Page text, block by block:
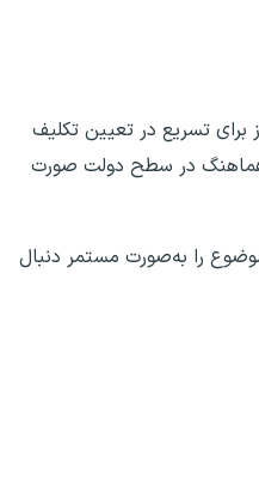
تسریع در تعیین تکلیف
هماهنگ در سطح دولت صورت
را به‌صورت مستمر دنبال